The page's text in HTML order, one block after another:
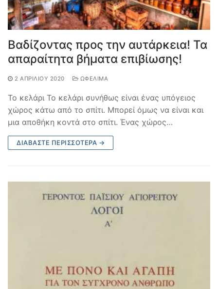
Βαδίζοντας προς την αυτάρκεια! Τα
απαραίτητα βήματα επιβίωσης!
2 ΑΠΡΙΛΊΟΥ 2020 ΩΦΈΛΙΜΑ
Το κελάρι Το κελάρι συνήθως είναι ένας υπόγειος
χώρος κάτω από το σπίτι. Μπορεί όμως να είναι και
μια αποθήκη κοντά στο σπίτι. Ένας χώρος…
ΔΙΑΒΆΣΤΕ ΠΕΡΙΣΣΌΤΕΡΑ →